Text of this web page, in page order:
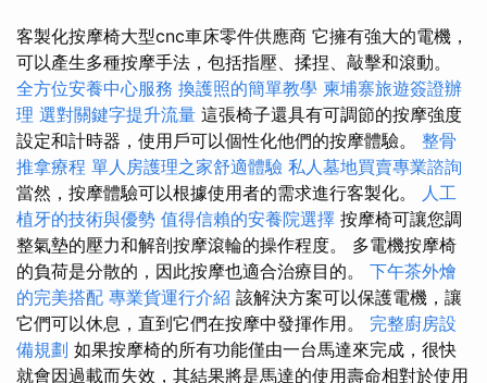
客製化按摩椅大型cnc車床零件供應商 它擁有強大的電機，
可以產生多種按摩手法，包括指壓、揉捏、敲擊和滾動。
全方位安養中心服務 換護照的簡單教學 柬埔寨旅遊簽證辦
理 選對關鍵字提升流量 這張椅子還具有可調節的按摩強度
設定和計時器，使用戶可以個性化他們的按摩體驗。 整骨
推拿療程 單人房護理之家舒適體驗 私人墓地買賣專業諮詢
當然，按摩體驗可以根據使用者的需求進行客製化。
人工
植牙的技術與優勢 值得信賴的安養院選擇 按摩椅可讓您調
整氣墊的壓力和解剖按摩滾輪的操作程度。 多電機按摩椅
的負荷是分散的，因此按摩也適合治療目的。 下午茶外燴
的完美搭配 專業貨運行介紹 該解決方案可以保護電機，讓
它們可以休息，直到它們在按摩中發揮作用。 完整廚房設
備規劃 如果按摩椅的所有功能僅由一台馬達來完成，很快
就會因過載而失效，其結果將是馬達的使用壽命相對於使用